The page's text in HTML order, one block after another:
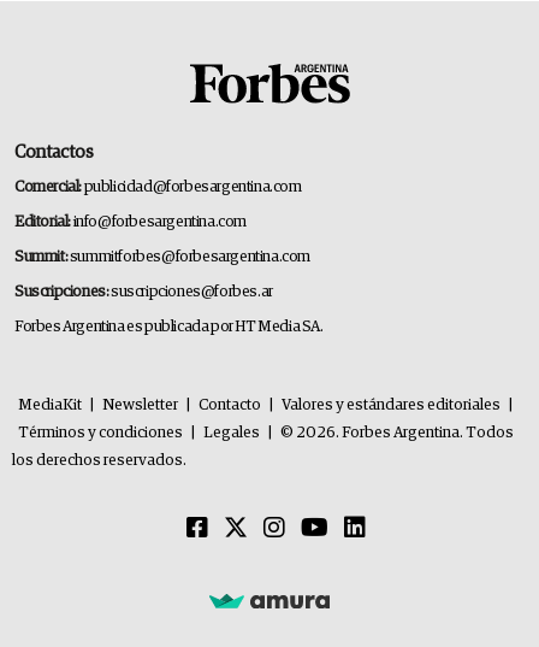
Contactos
Comercial:publicidad@forbesargentina.com
Editorial:info@forbesargentina.com
Summit:summitforbes@forbesargentina.com
Suscripciones:suscripciones@forbes.ar
Forbes Argentina es publicada por HT Media SA.
MediaKit Newsletter Contacto Valores y estándares editoriales
Términos y condiciones
Legales
© 2026. Forbes Argentina. Todos
los derechos reservados.